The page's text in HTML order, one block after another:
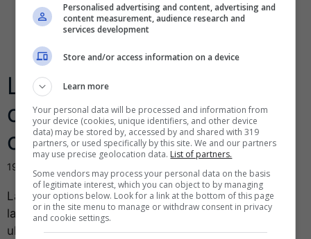
Linkem: arriva la super
offerta per cambiare
operatore
19 Aprile 2019
La società italiana che utilizza connessioni a banda
larga wifi, è sempre la scelta più diffusa. Con la sua
ultima offerta, ...
Personalised advertising and content, advertising and
content measurement, audience research and
services development
Store and/or access information on a device
Learn more
Your personal data will be processed and information from
your device (cookies, unique identifiers, and other device
data) may be stored by, accessed by and shared with 319
partners, or used specifically by this site. We and our partners
may use precise geolocation data. List of partners.
Some vendors may process your personal data on the basis
of legitimate interest, which you can object to by managing
your options below. Look for a link at the bottom of this page
or in the site menu to manage or withdraw consent in privacy
and cookie settings.